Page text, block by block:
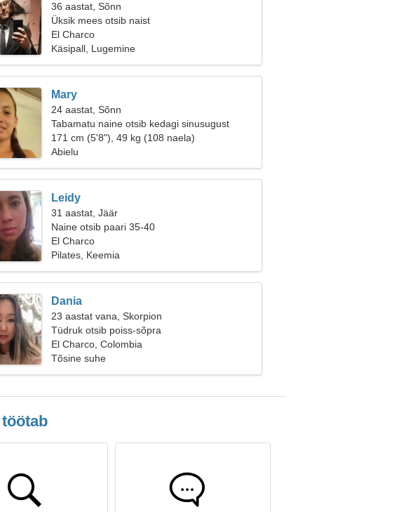
36 aastat, Sõnn
Üksik mees otsib naist
El Charco
Käsipall, Lugemine
Mary
24 aastat, Sõnn
Tabamatu naine otsib kedagi sinusugust
171 cm (5'8"), 49 kg (108 naela)
Abielu
Leidy
31 aastat, Jäär
Naine otsib paari 35-40
El Charco
Pilates, Keemia
Dania
23 aastat vana, Skorpion
Tüdruk otsib poiss-sõpra
El Charco, Colombia
Tõsine suhe